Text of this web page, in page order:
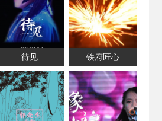
待见 铁府匠心